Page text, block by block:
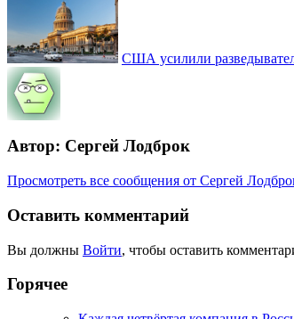
США усилили
Автор: Сергей Лодброк
Просмотреть все сообщения от Сергей
Оставить комментарий
Вы должны Войти, чтобы оставить
Горячее